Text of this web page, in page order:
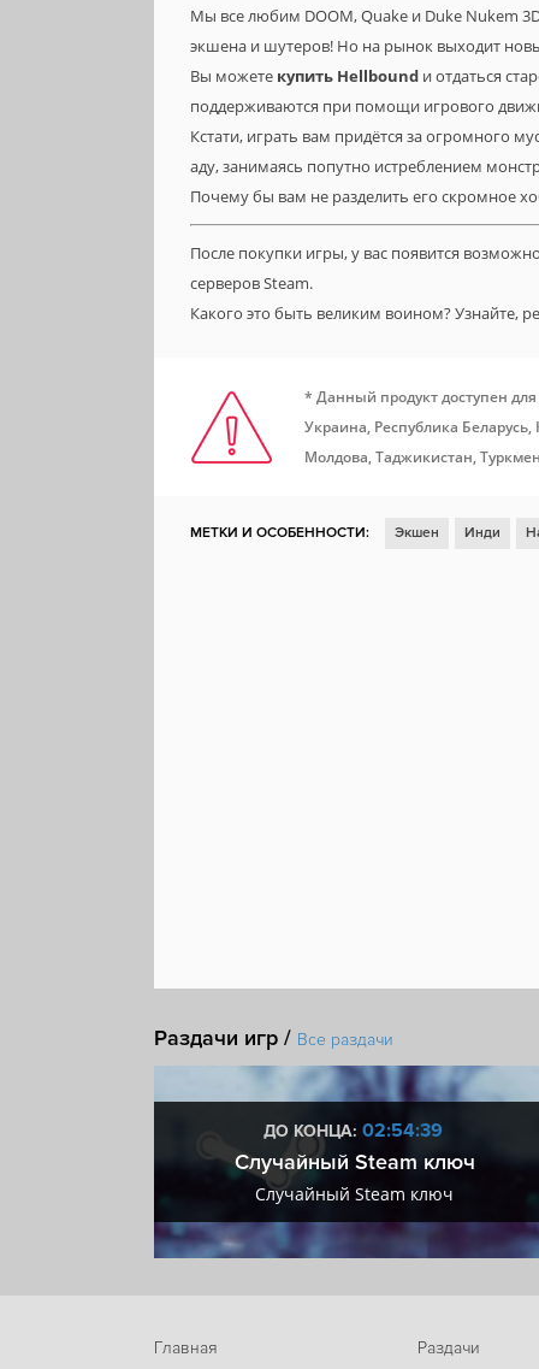
Мы все любим DOOM, Quake и Duke Nukem
экшена и шутеров! Но на рынок выходит
Вы можете купить Hellbound и отдаться
поддерживаются при помощи игрового
Кстати, играть вам придётся за огромного
аду, занимаясь попутно истреблением
Почему бы вам не разделить его скромное
После покупки игры, у вас появится
серверов Steam.
Какого это быть великим воином? Узнайте,
* Данный продукт доступен
Украина, Республика
Молдова, Таджикистан,
МЕТКИ И ОСОБЕННОСТИ: Экшен Инди
Раздачи игр / Все раздачи
ДО КОНЦА: 02:54:38
Случайный Steam ключ
Случайный Steam ключ
Главная
Раздачи